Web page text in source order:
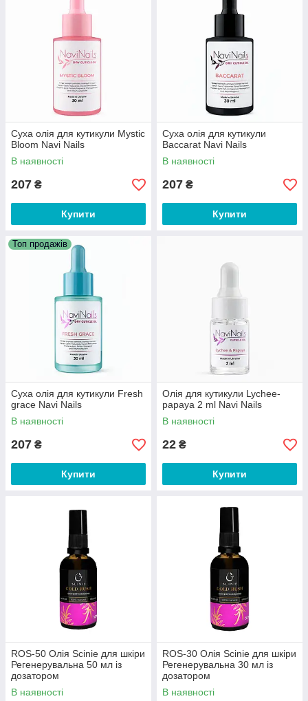
Суха олія для кутикули Mystic
Bloom Navi Nails
В наявності
207 ₴
Купити
Суха олія для кутикули
Baccarat Navi Nails
В наявності
207 ₴
Купити
Топ продажів
Суха олія для кутикули Fresh
grace Navi Nails
В наявності
207 ₴
Купити
Олія для кутикули Lychee-
papaya 2 ml Navi Nails
В наявності
22 ₴
Купити
ROS-50 Олія Scinie для шкіри
Регенерувальна 50 мл із
дозатором
В наявності
ROS-30 Олія Scinie для шкіри
Регенерувальна 30 мл із
дозатором
В наявності